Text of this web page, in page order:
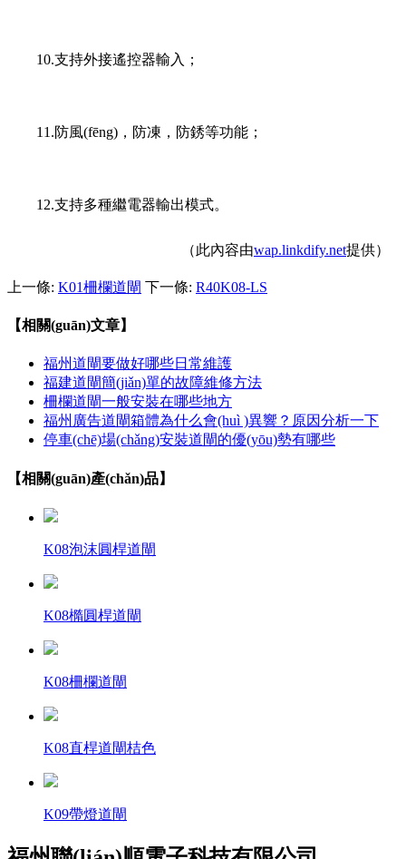
10.支持外接遙控器輸入；
11.防風(fēng)，防凍，防銹等功能；
12.支持多種繼電器輸出模式。
（此內容由wap.linkdify.net提供）
上一條: K01柵欄道閘 下一條: R40K08-LS
【相關(guān)文章】
福州道閘要做好哪些日常維護
福建道閘簡(jiǎn)單的故障維修方法
柵欄道閘一般安裝在哪些地方
福州廣告道閘箱體為什么會(huì )異響？原因分析一下
停車(chē)場(chǎng)安裝道閘的優(yōu)勢有哪些
【相關(guān)產(chǎn)品】
K08泡沫圓桿道閘
K08橢圓桿道閘
K08柵欄道閘
K08直桿道閘桔色
K09帶燈道閘